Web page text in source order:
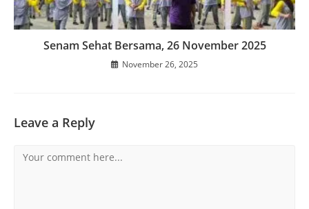
Senam Sehat Bersama, 26 November 2025
November 26, 2025
Leave a Reply
Comment